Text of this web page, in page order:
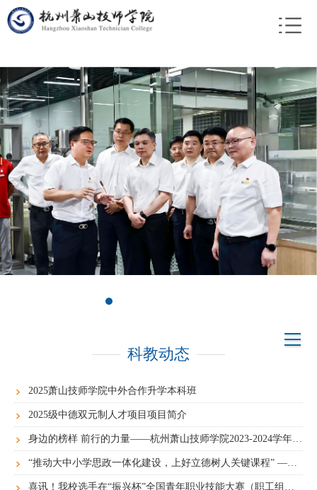
科教动态
2025萧山技师学院中外合作升学本科班
2025级中德双元制人才项目项目简介